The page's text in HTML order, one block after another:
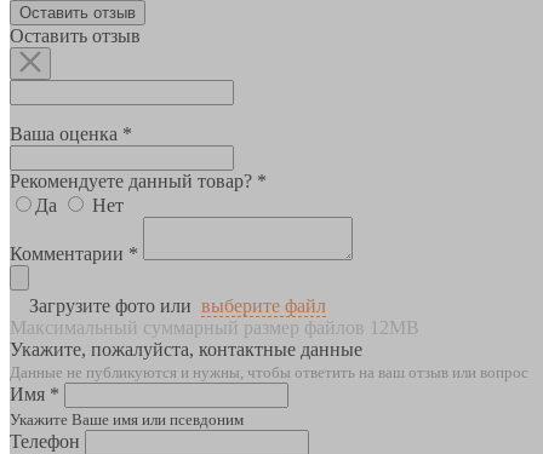
Оставить отзыв
Оставить отзыв
Ваша оценка *
Рекомендуете данный товар? *
Да
Нет
Комментарии *
Загрузите фото или выберите файл
Максимальный суммарный размер файлов 12MB
Укажите, пожалуйста, контактные данные
Данные не публикуются и нужны, чтобы ответить на ваш отзыв или вопрос
Имя *
Укажите Ваше имя или псевдоним
Телефон